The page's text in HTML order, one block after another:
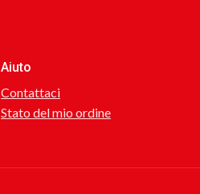
Aiuto
Contattaci
Stato del mio ordine